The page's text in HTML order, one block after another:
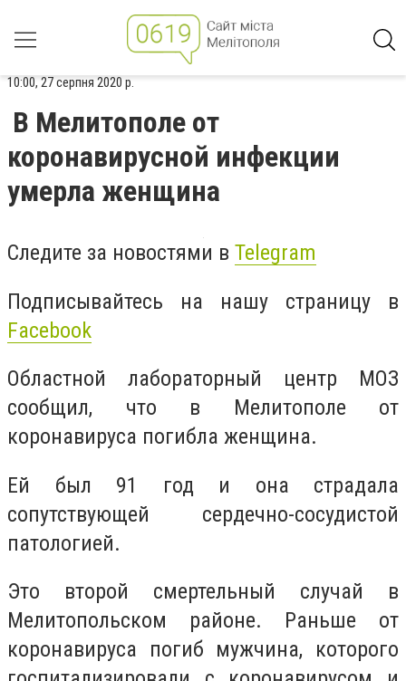
10:00, 27 серпня 2020 р.
В Мелитополе от
коронавирусной инфекции
умерла женщина
Следите за новостями в Telegram
Подписывайтесь на нашу страницу в
Facebook
Областной лабораторный центр МОЗ
сообщил, что в Мелитополе от
коронавируса погибла женщина.
Ей был 91 год и она страдала
сопутствующей сердечно-сосудистой
патологией.
Это второй смертельный случай в
Мелитопольском районе. Раньше от
коронавируса погиб мужчина, которого